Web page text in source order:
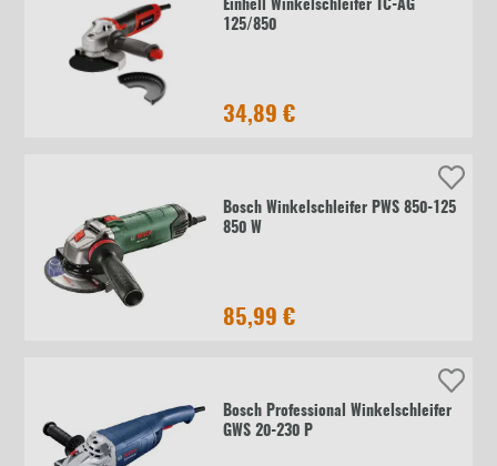
Einhell Winkelschleifer TC-AG
125/850
34,89 €
Bosch Winkelschleifer PWS 850-125
850 W
85,99 €
Bosch Professional Winkelschleifer
GWS 20-230 P